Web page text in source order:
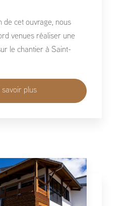
de cet ouvrage, nous
venues réaliser une
le chantier à Saint-
savoir plus